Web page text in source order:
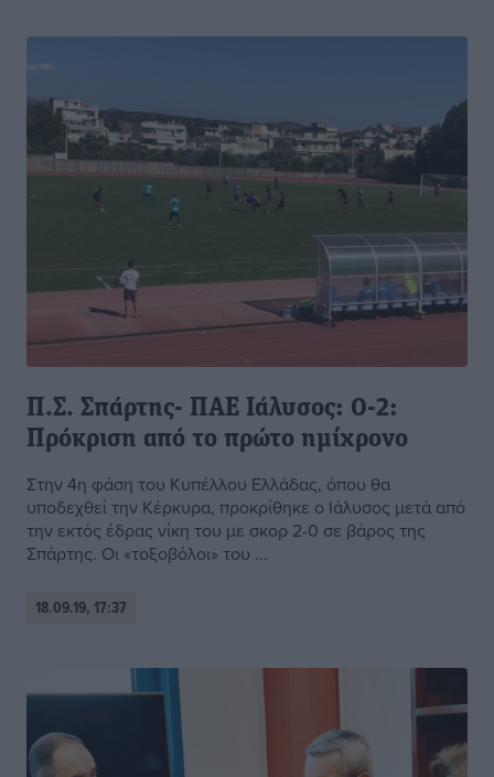
Π.Σ. Σπάρτης- ΠΑΕ Ιάλυσος: 0-2:
Πρόκριση από το πρώτο ημίχρονο
Στην 4η φάση του Κυπέλλου Ελλάδας, όπου θα
υποδεχθεί την Κέρκυρα, προκρίθηκε ο Ιάλυσος μετά από
την εκτός έδρας νίκη του με σκορ 2-0 σε βάρος της
Σπάρτης. Οι «τοξοβόλοι» του ...
18.09.19, 17:37